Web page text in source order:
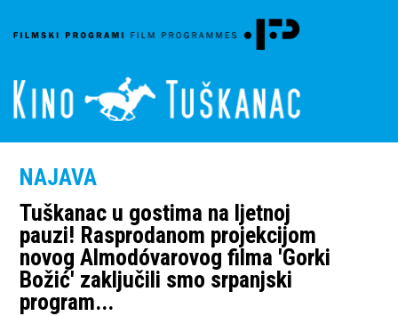
NAJAVA
Tuškanac u gostima na ljetnoj
pauzi! Rasprodanom projekcijom
novog Almodóvarovog filma 'Gorki
Božić' zaključili smo srpanjski
program...